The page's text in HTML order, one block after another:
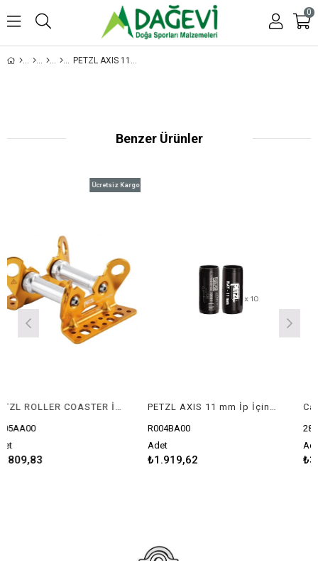
0
PETZL AXIS 11 MM - İKI UCU DIKIŞLI STATIK İP
Benzer Ürünler
PETZL ROLLER COASTER İp Koruyucu
Ücretsiz Kargo
PETZL AXIS 11 mm İp İçin Tanımlama Etiketi
R004BA00
₺1.919,62